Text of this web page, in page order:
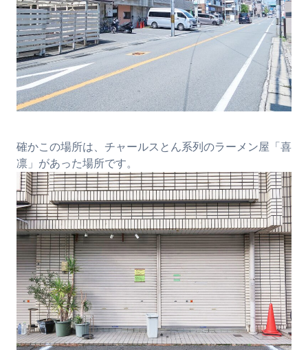
確かこの場所は、チャールスとん系列のラーメン屋「喜
凛」があった場所です。